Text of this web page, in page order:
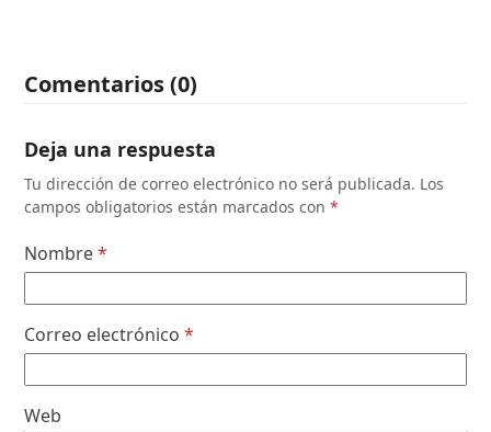
Comentarios (0)
Deja una respuesta
Tu dirección de correo electrónico no será publicada. Los
campos obligatorios están marcados con*
Nombre*
Correo electrónico*
Web